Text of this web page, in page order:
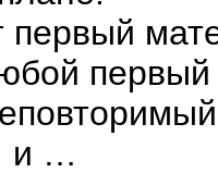
первый
и …